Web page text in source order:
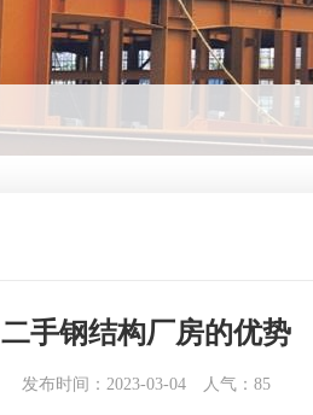
二手钢结构厂房的优势
发布时间：2023-03-04 人气： 85